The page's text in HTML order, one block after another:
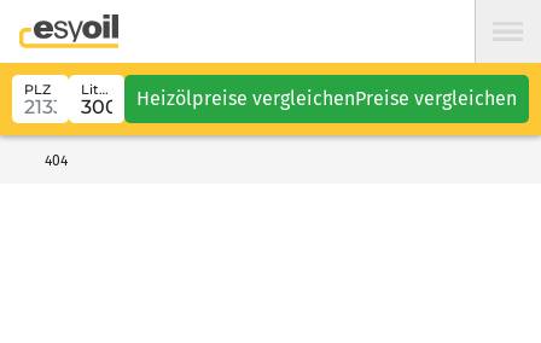
PLZ Liter Heizölpreise vergleichenPreise vergleichen
404